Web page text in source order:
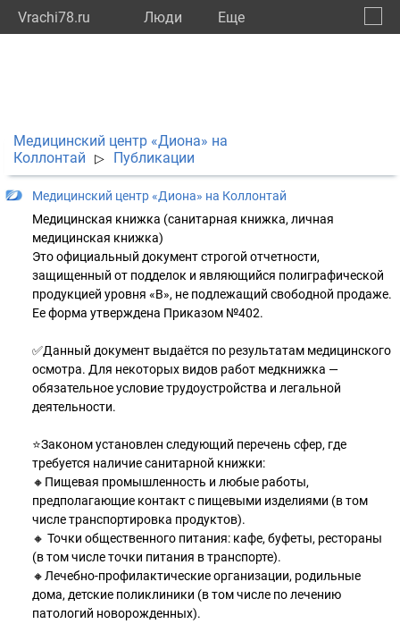
Vrachi78.ru Люди Eще
Медицинский центр «Диона» на
Коллонтай
▷ Публикации
Медицинский центр «Диона» на Коллонтай
Медицинская книжка (санитарная книжка, личная
медицинская книжка)
Это официальный документ строгой отчетности,
защищенный от подделок и являющийся полиграфической
продукцией уровня «В», не подлежащий свободной продаже.
Ее форма утверждена Приказом №402.
✅Данный документ выдаётся по результатам медицинского
осмотра. Для некоторых видов работ медкнижка —
обязательное условие трудоустройства и легальной
деятельности.
⭐Законом установлен следующий перечень сфер, где
требуется наличие санитарной книжки:
🔸Пищевая промышленность и любые работы,
предполагающие контакт с пищевыми изделиями (в том
числе транспортировка продуктов).
🔸 Точки общественного питания: кафе, буфеты, рестораны
(в том числе точки питания в транспорте).
🔸Лечебно-профилактические организации, родильные
дома, детские поликлиники (в том числе по лечению
патологий новорожденных).